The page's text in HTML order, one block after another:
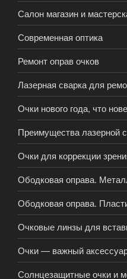
Салон магазин и
Современная оптика
Ремонт оправ очков
Лазерная сварка для
Очки нового года, что
Преимущества лазерной
Очки для коррекции
Ободковая оправа.
Ободковая оправа.
Очковые линзы для
Очки — важный
Солнцезащитные очки и